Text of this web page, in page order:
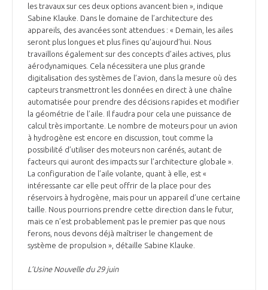
COMITÉ AERO PME
STARTAIR
COMMISSIONS ET COMITÉS
LES PROGRAMMES DU GIFAS
UN ÉCOSYSTÈME INTÉGRÉ ET COHÉRENT
POURQUOI DEVENIR MEMBRE ?
LA MÉDIATION
LA MÉDIATION DANS LA FILIÈRE AÉRONAUTIQUE ET SPATIALE
LE MÉDIATEUR DE LA FILIÈRE AÉRONAUTIQUE ET SPATIALE
MÉDIATION ET CHARTE D’ENGAGEMENT SUR LES RELATIONS ENTRE
CLIENTS ET FOURNISSEURS
LA MÉDIATION AU-DELÀ DE LA FILIÈRE AÉRONAUTIQUE ET SPATIALE
PRENDRE CONTACT AVEC LE MÉDIATEUR DE LA FILIÈRE
LE SALON DU BOURGET
L'OBSERVATOIRE
CHIFFRES CLÉS
LES ENJEUX
COMPÉTITIVITÉ
EMPLOI & FORMATION
LES PUBLICATIONS
DOCUMENTS & BROCHURES
les travaux sur ces deux options avancent bien », indique
Sabine Klauke. Dans le domaine de l’architecture des
appareils, des avancées sont attendues : « Demain, les ailes
seront plus longues et plus fines qu’aujourd’hui. Nous
travaillons également sur des concepts d’ailes actives, plus
aérodynamiques. Cela nécessitera une plus grande
digitalisation des systèmes de l’avion, dans la mesure où des
capteurs transmettront les données en direct à une chaîne
automatisée pour prendre des décisions rapides et modifier
la géométrie de l’aile. Il faudra pour cela une puissance de
calcul très importante. Le nombre de moteurs pour un avion
à hydrogène est encore en discussion, tout comme la
possibilité d’utiliser des moteurs non carénés, autant de
facteurs qui auront des impacts sur l’architecture globale ».
La configuration de l’aile volante, quant à elle, est «
intéressante car elle peut offrir de la place pour des
réservoirs à hydrogène, mais pour un appareil d’une certaine
taille. Nous pourrions prendre cette direction dans le futur,
mais ce n’est probablement pas le premier pas que nous
ferons, nous devons déjà maîtriser le changement de
système de propulsion », détaille Sabine Klauke.
L’Usine Nouvelle du 29 juin
Découvrez les avantages d'adhérer au GIFAS.
Rencontres, salons, données sectorielles,
programmes ...
DEMANDE D’ADHÉSION